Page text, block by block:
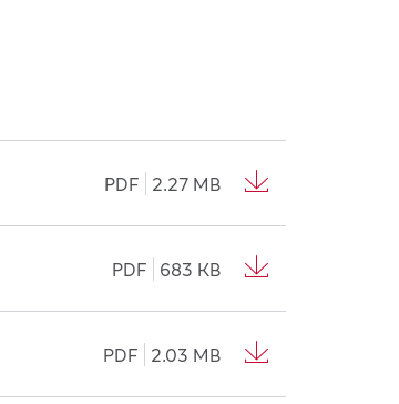
PDF 2.27 MB
PDF 683 KB
PDF 2.03 MB